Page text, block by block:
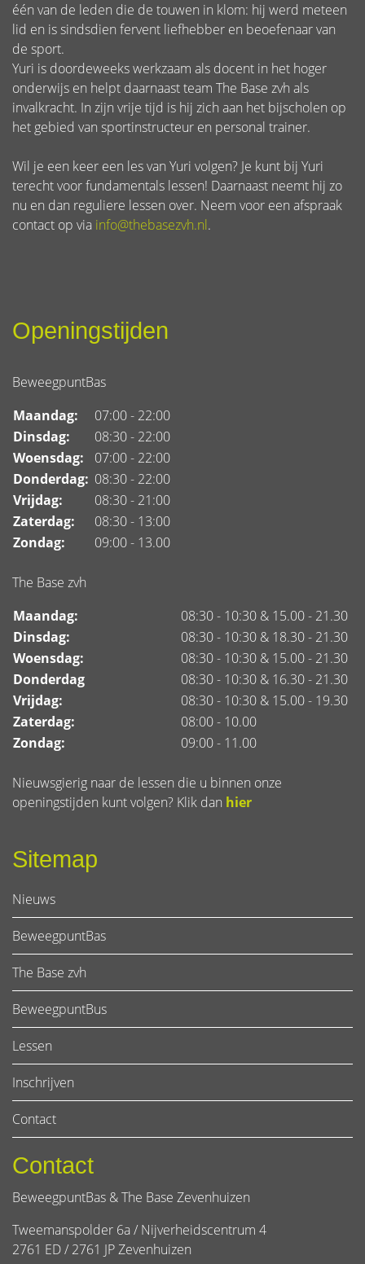
één van de leden die de touwen in klom: hij werd meteen
lid en is sindsdien fervent liefhebber en beoefenaar van
de sport.
Yuri is doordeweeks werkzaam als docent in het hoger
onderwijs en helpt daarnaast team The Base zvh als
invalkracht. In zijn vrije tijd is hij zich aan het bijscholen op
het gebied van sportinstructeur en personal trainer.
Wil je een keer een les van Yuri volgen? Je kunt bij Yuri
terecht voor fundamentals lessen! Daarnaast neemt hij zo
nu en dan reguliere lessen over. Neem voor een afspraak
contact op via info@thebasezvh.nl.
Openingstijden
BeweegpuntBas
Maandag:
07:00 - 22:00
Dinsdag:
08:30 - 22:00
Woensdag:
07:00 - 22:00
Donderdag: 08:30 - 22:00
Vrijdag:
08:30 - 21:00
Zaterdag:
08:30 - 13:00
Zondag:
09:00 - 13.00
The Base zvh
Maandag:
08:30 - 10:30 & 15.00 - 21.30
Dinsdag:
08:30 - 10:30 & 18.30 - 21.30
Woensdag:
08:30 - 10:30 & 15.00 - 21.30
Donderdag
08:30 - 10:30 & 16.30 - 21.30
Vrijdag:
08:30 - 10:30 & 15.00 - 19.30
Zaterdag:
08:00 - 10.00
Zondag:
09:00 - 11.00
Nieuwsgierig naar de lessen die u binnen onze
openingstijden kunt volgen? Klik dan hier
Sitemap
Nieuws
BeweegpuntBas
The Base zvh
BeweegpuntBus
Lessen
Inschrijven
Contact
Contact
BeweegpuntBas & The Base Zevenhuizen
Tweemanspolder 6a / Nijverheidscentrum 4
2761 ED / 2761 JP Zevenhuizen